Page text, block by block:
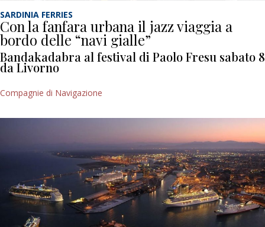
SARDINIA FERRIES
Con la fanfara urbana il jazz viaggia a
bordo delle “navi gialle”
Bandakadabra al festival di Paolo Fresu sabato 8
da Livorno
Compagnie di Navigazione